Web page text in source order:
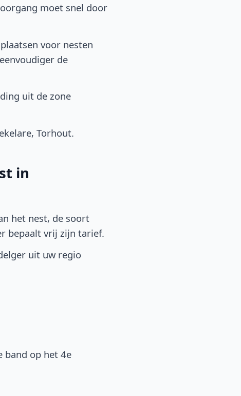
moet snel door
voor nesten
de
uit de zone
Torhout.
in
het nest, de soort
bepaalt vrij zijn tarief.
uit uw regio
band op het 4e